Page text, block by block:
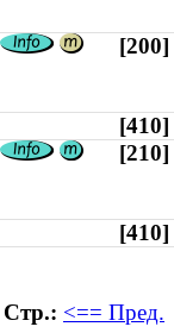
[200]
[410]
[210]
[410]
Стр.: <== Пред.